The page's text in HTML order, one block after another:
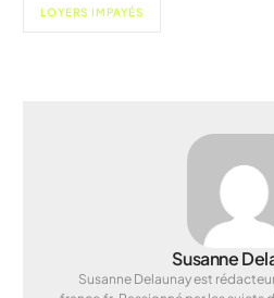
LOYERS IMPAYÉS
Susanne
Susanne Delaunay est